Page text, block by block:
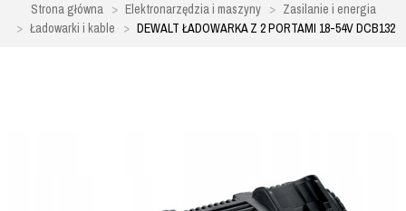
Strona główna Elektronarzędzia i maszyny
Zasilanie i energia
Ładowarki i kable
DEWALT ŁADOWARKA Z 2 PORTAMI 18-54V DCB132